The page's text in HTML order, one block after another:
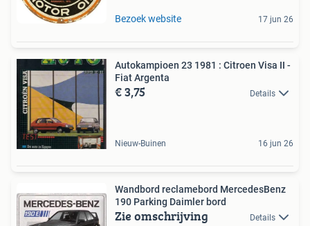
Bezoek website 17 jun 26
Autokampioen 23 1981 : Citroen Visa II -
Fiat Argenta
€ 3,75 Details
Nieuw-Buinen 16 jun 26
Wandbord reclamebord MercedesBenz
190 Parking Daimler bord
Zie omschrijving Details